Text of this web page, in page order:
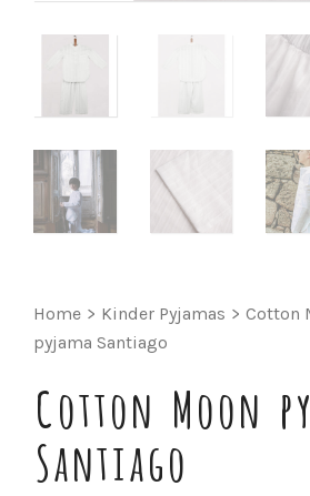
Home > Kinder Pyjamas > Cotton
pyjama Santiago
Cotton Moon
Santiago